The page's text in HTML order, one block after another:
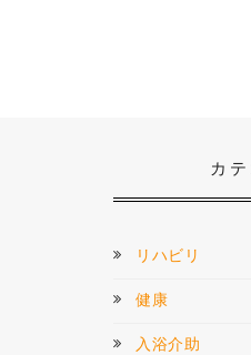
カ
リハビリ
健康
入浴介助